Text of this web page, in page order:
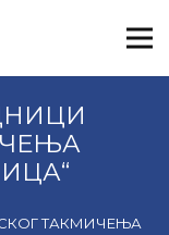
ТАКМИЧЕЊА